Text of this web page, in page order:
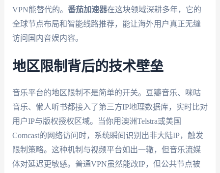
VPN能替代的。 番茄加速器在这块领域深耕多年，它的
全球节点布局和智能线路推荐，能让海外用户真正无缝
访问国内音娱内容。
地区限制背后的技术壁垒
音乐平台的地区限制不是简单的开关。豆瓣音乐、咪咕
音乐、懒人听书都接入了第三方IP地理数据库，实时比对
用户IP与版权授权区域。当你用澳洲Telstra或美国
Comcast的网络访问时，系统瞬间识别出非大陆IP，触发
限制策略。这种机制与视频平台如出一辙，但音乐流媒
体对延迟更敏感。普通VPN虽然能改IP，但公共节点被